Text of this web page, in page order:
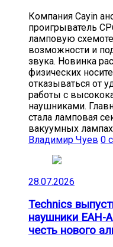
Компания Cayin
проигрыватель
ламповую
возможности и
звука. Новинка
физических
отказываться от
работы с
наушниками.
стала ламповая
вакуумных лампах
Владимир Чуев 0
28.07.2026
Technics
наушники EAH-
честь нового